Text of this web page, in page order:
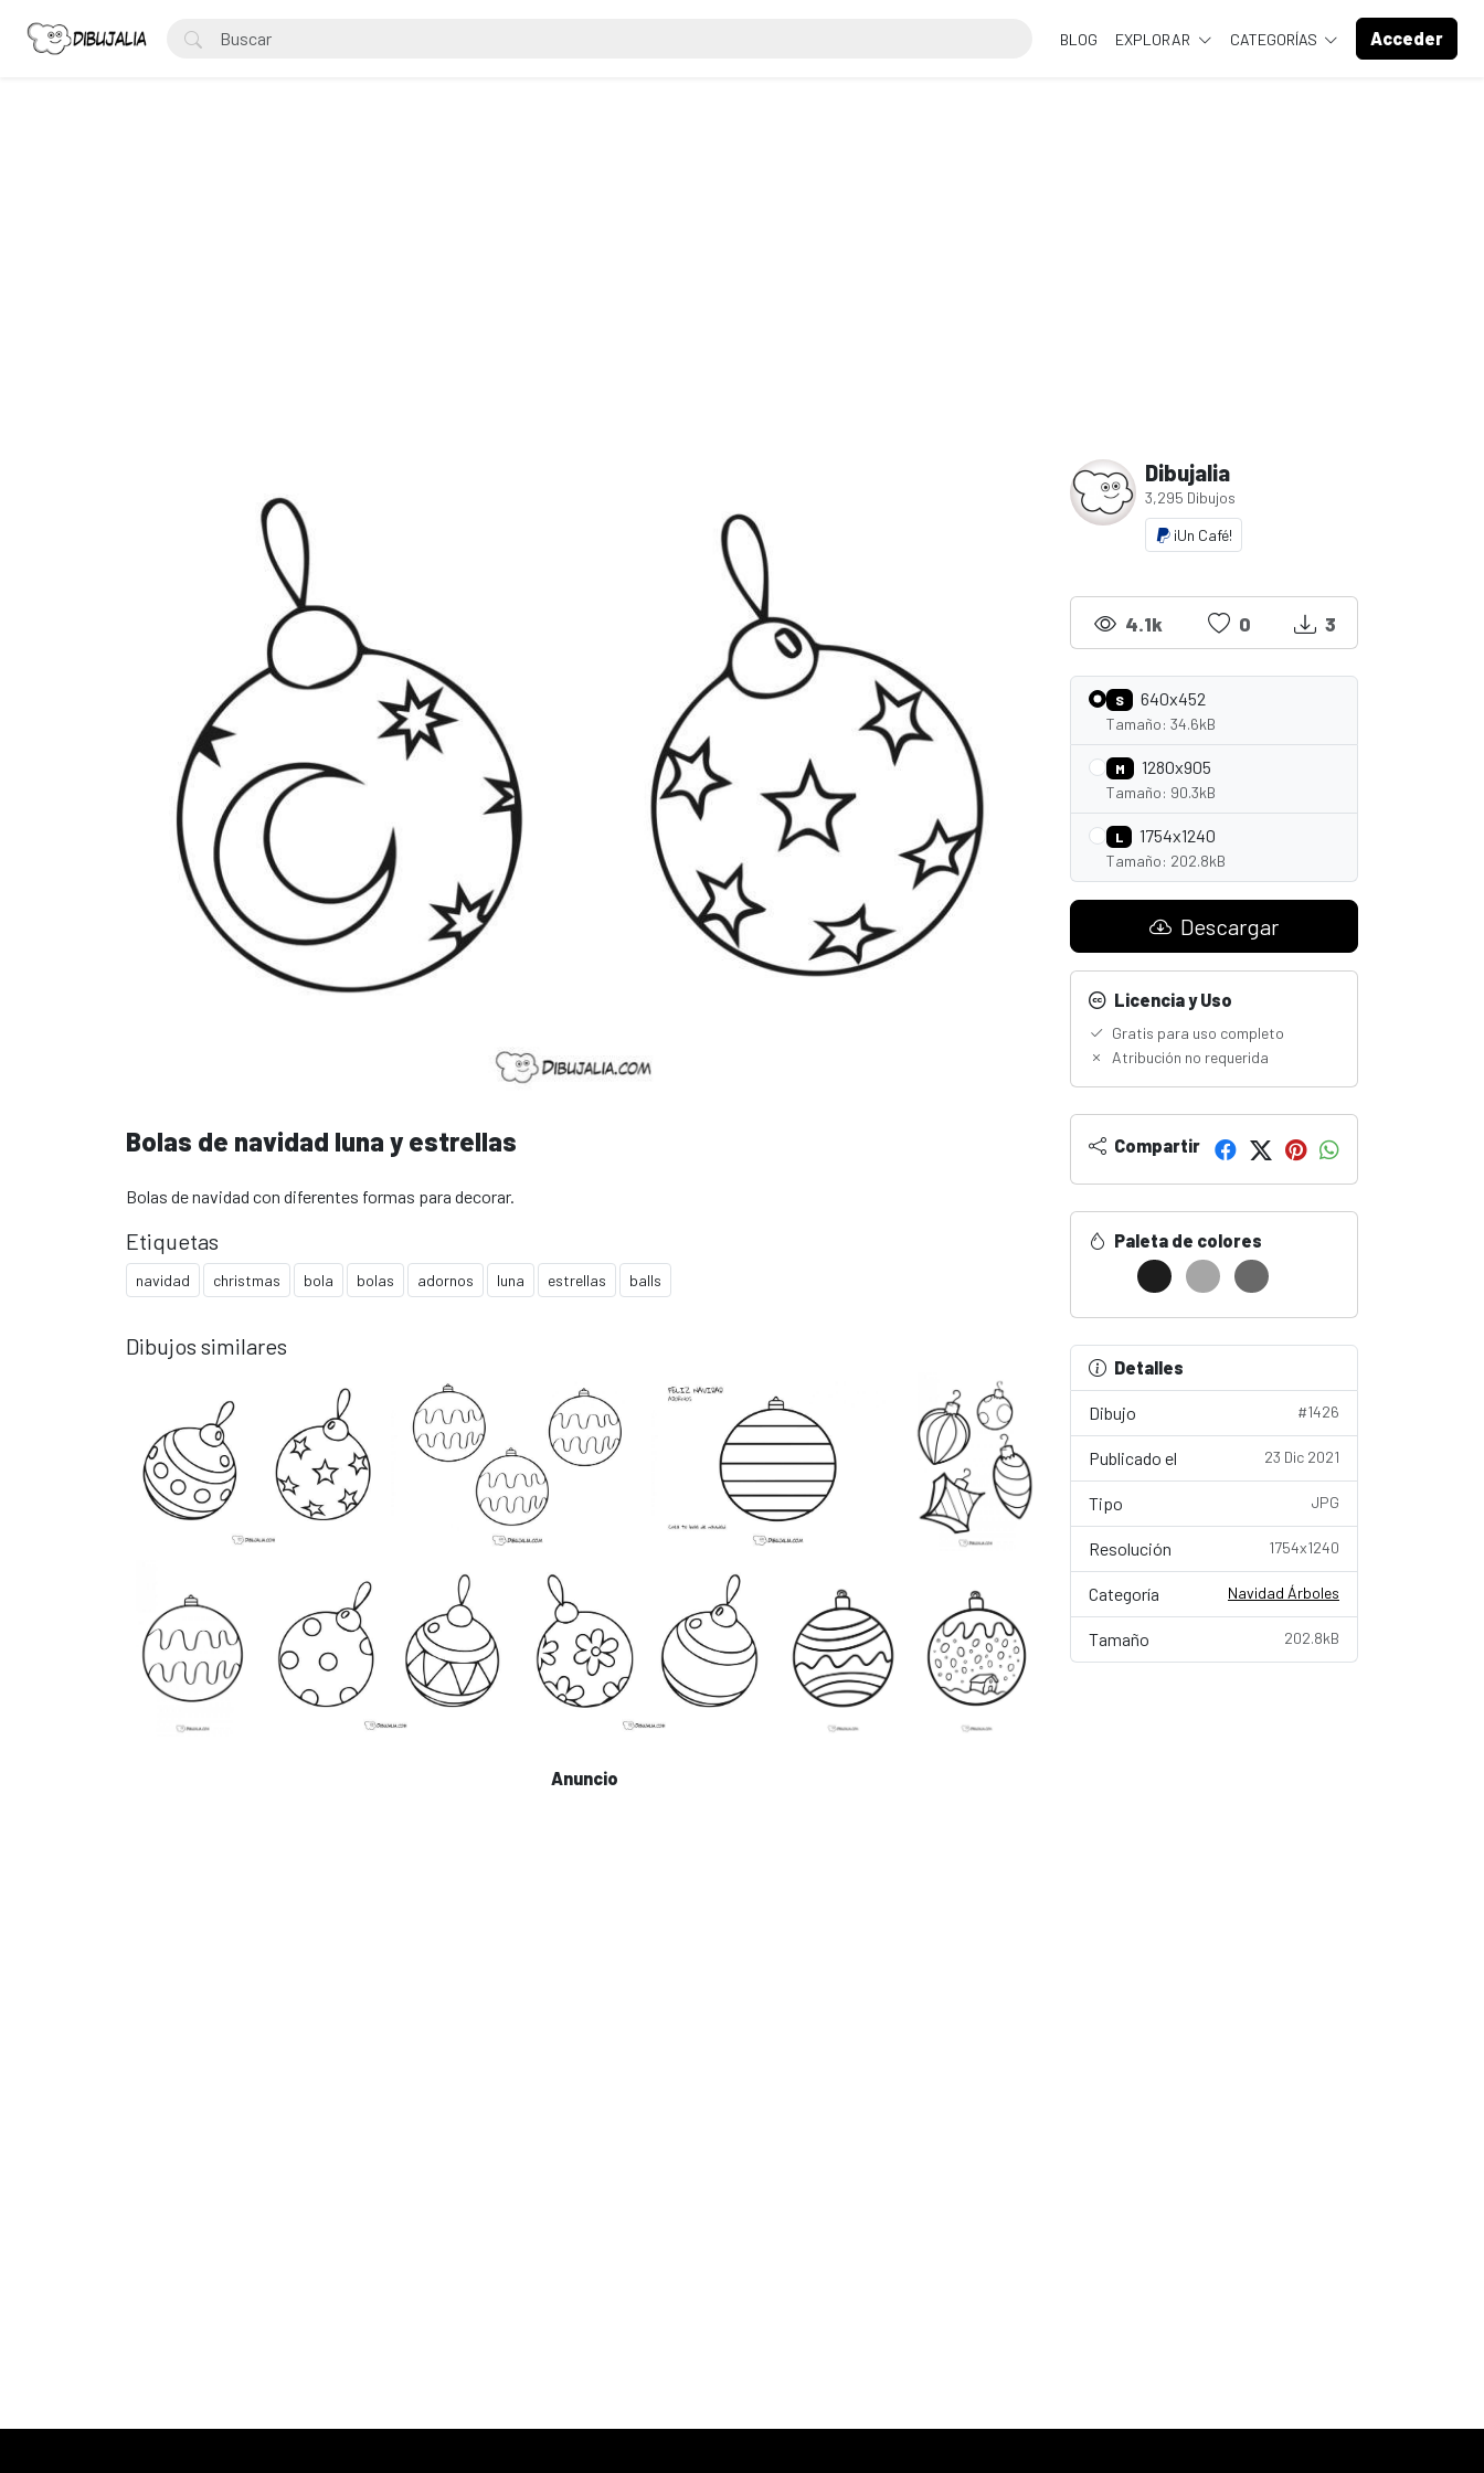
BLOG EXPLORAR CATEGORÍAS Acceder
Bolas de navidad luna y estrellas
Bolas de navidad con diferentes formas para decorar.
Etiquetas
navidad christmas bola bolas adornos luna estrellas balls
Dibujos similares
Anuncio
Dibujalia
3,295 Dibujos
¡Un Café!
4.1k 0 3
S 640x452
Tamaño: 34.6kB
M 1280x905
Tamaño: 90.3kB
L 1754x1240
Tamaño: 202.8kB
Descargar
Licencia y Uso
Gratis para uso completo
Atribución no requerida
Compartir
Paleta de colores
Detalles
Dibujo #1426
Publicado el 23 Dic 2021
Tipo JPG
Resolución 1754x1240
Categoría Navidad Árboles
Tamaño 202.8kB